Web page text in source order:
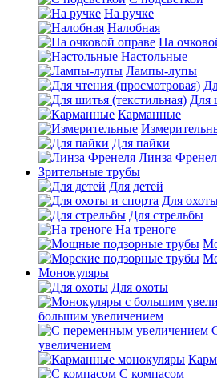
На ручке
Налобная
На
Настольные
Лампы-лупы
Для
Карманные
Для пайки
Линза
Зрительные трубы
Для детей
Для
Для стрельбы
На треноге
Монокуляры
Для охоты
большим увеличением
увеличением
С компасом